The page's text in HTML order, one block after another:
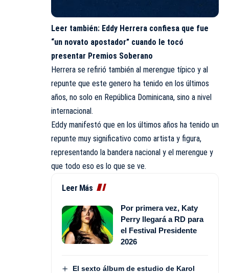
Leer también: Eddy Herrera confiesa que fue
“un novato apostador” cuando le tocó
presentar Premios Soberano
Herrera se refirió también al merengue típico y al
repunte que este genero ha tenido en los últimos
años, no solo en República Dominicana, sino a nivel
internacional.
Eddy manifestó que en los últimos años ha tenido un
repunte muy significativo como artista y figura,
representando la bandera nacional y el merengue y
que todo eso es lo que se ve.
Leer Más
Por primera vez, Katy
Perry llegará a RD para
el Festival Presidente
2026
El sexto álbum de estudio de Karol